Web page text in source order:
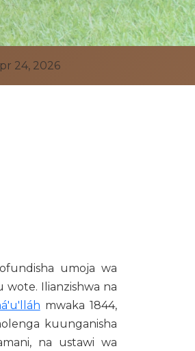
24, 2026
umoja wa
wote. Ilianzishwa na
mwaka 1844,
kuunganisha
na ustawi wa